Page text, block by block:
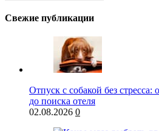
Свежие публикации
Отпуск с собакой без стресса:
до поиска отеля
02.08.2026 0